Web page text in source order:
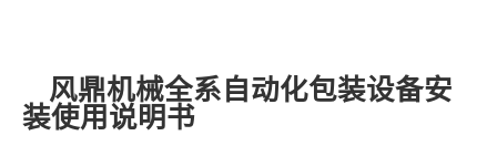
风鼎机械全系自动化包装设备安
装使用说明书